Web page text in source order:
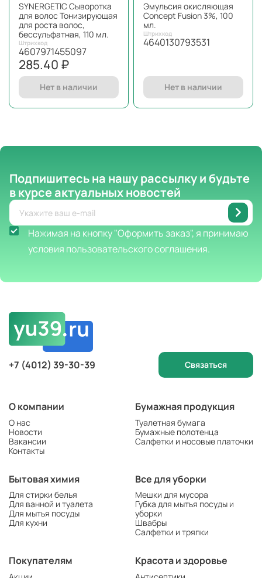
SYNERGETIC Сыворотка
для волос Тонизирующая
для роста волос,
бессульфатная, 110 мл.
Штрихкод
4607971455097
285.40 ₽
Нет в наличии
Эмульсия окисляющая
Concept Fusion 3%, 100
мл.
Штрихкод
4640130793531
Нет в наличии
Подпишитесь на нашу рассылкуи будьте
в курсе актуальных новостей
Нажимая на кнопку "Оформить заказ", я принимаю
условия пользовательского соглашения.
+7 (4012) 39-30-39 Связаться
О компании
О нас
Новости
Вакансии
Контакты
Бумажная продукция
Туалетная бумага
Бумажные полотенца
Салфетки и носовые платочки
Бытовая химия
Для стирки белья
Для ванной и туалета
Для мытья посуды
Для кухни
Все для уборки
Мешки для мусора
Губка для мытья посуды и
уборки
Швабры
Салфетки и тряпки
Покупателям Красота и здоровье